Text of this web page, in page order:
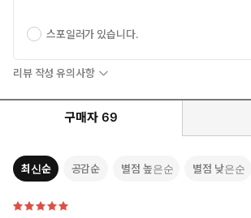
스포일러가 있습니다.
리뷰 작성 유의사항
구매자 69
최신순 공감순 별점 높은순 별점 낮은순